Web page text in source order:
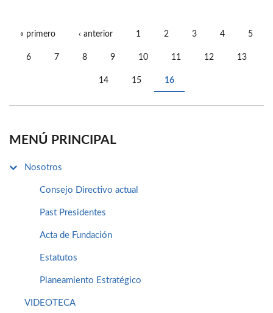
« primero ‹ anterior 1 2 3 4 5
6 7 8 9 10 11 12 13
14 15 16
MENÚ PRINCIPAL
Nosotros
Consejo Directivo actual
Past Presidentes
Acta de Fundación
Estatutos
Planeamiento Estratégico
VIDEOTECA